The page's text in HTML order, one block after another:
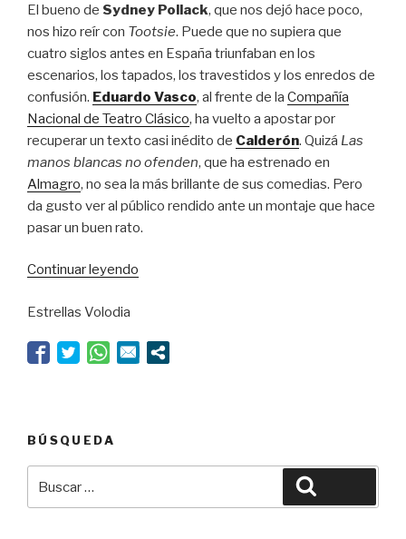
El bueno de Sydney Pollack, que nos dejó hace poco,
nos hizo reír con Tootsie. Puede que no supiera que
cuatro siglos antes en España triunfaban en los
escenarios, los tapados, los travestidos y los enredos de
confusión. Eduardo Vasco, al frente de la Compañía
Nacional de Teatro Clásico, ha vuelto a apostar por
recuperar un texto casi inédito de Calderón. Quizá Las
manos blancas no ofenden, que ha estrenado en
Almagro, no sea la más brillante de sus comedias. Pero
da gusto ver al público rendido ante un montaje que hace
pasar un buen rato.
Continuar leyendo
Estrellas Volodia
BÚSQUEDA
por: